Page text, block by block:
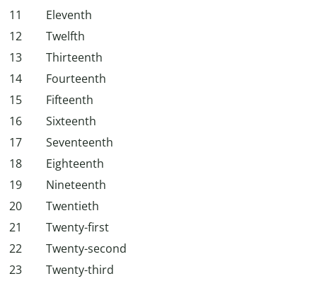
11
Eleventh
12
Twelfth
13
Thirteenth
14
Fourteenth
15
Fifteenth
16
Sixteenth
17
Seventeenth
18
Eighteenth
19
Nineteenth
20
Twentieth
21
Twenty-first
22
Twenty-second
23
Twenty-third